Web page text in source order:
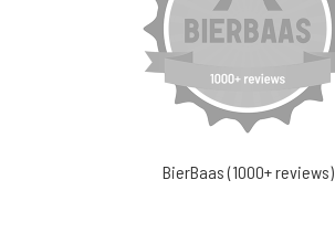
BierBaas (1000+ reviews)